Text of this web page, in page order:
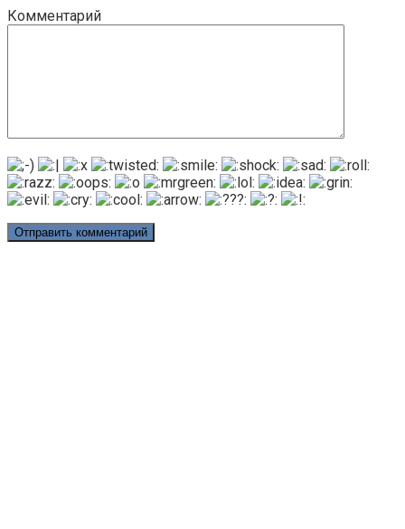
Комментарий